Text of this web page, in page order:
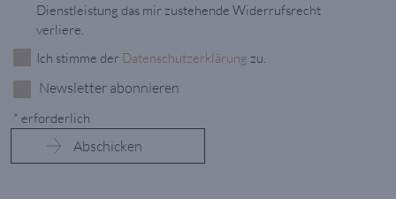
Dienstleistung das mir zustehende Widerrufsrecht
verliere.
Ich stimme der Datenschutzerklärung zu.
Newsletter abonnieren
* erforderlich